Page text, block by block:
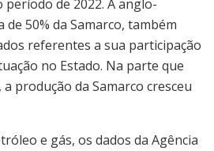
de 2022. A anglo-
50% da Samarco, também
referentes a sua participação
no Estado. Na parte que
a produção da Samarco cresceu
e gás, os dados da Agência